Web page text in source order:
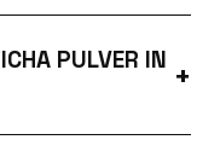
PULVER IN